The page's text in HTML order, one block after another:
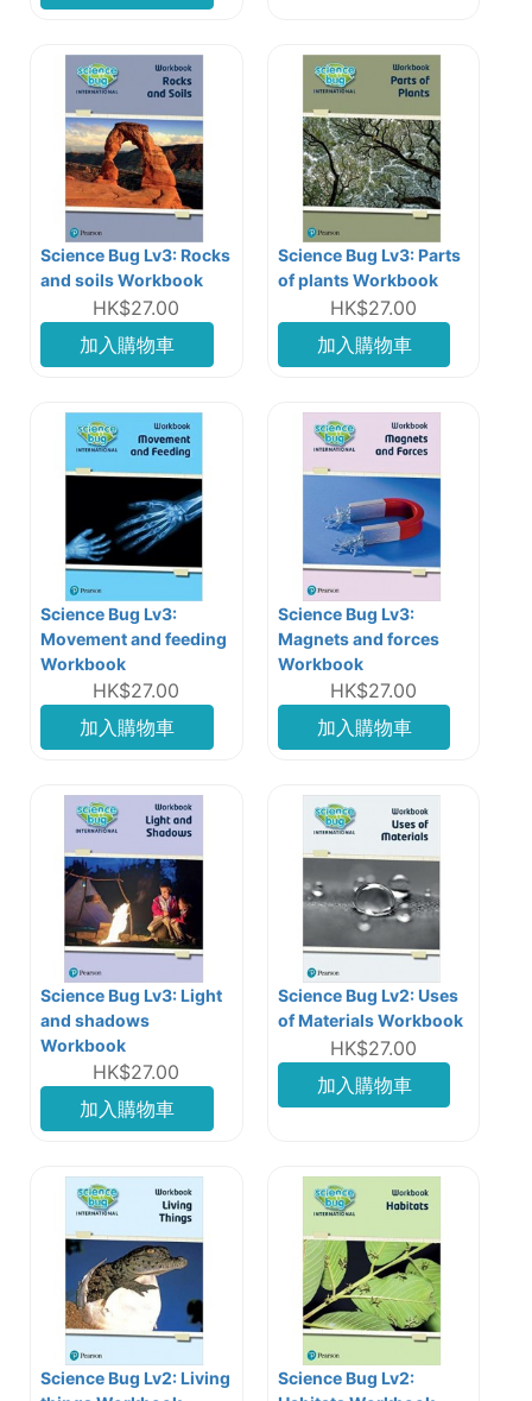
Science Bug Lv3: Rocks
and soils Workbook
HK$27.00
加入購物車
Science Bug Lv3: Parts
of plants Workbook
HK$27.00
加入購物車
Science Bug Lv3:
Movement and feeding
Workbook
HK$27.00
加入購物車
Science Bug Lv3:
Magnets and forces
Workbook
HK$27.00
加入購物車
Science Bug Lv3: Light
and shadows
Workbook
HK$27.00
加入購物車
Science Bug Lv2: Uses
of Materials Workbook
HK$27.00
加入購物車
Science Bug Lv2: Living
Science Bug Lv2: